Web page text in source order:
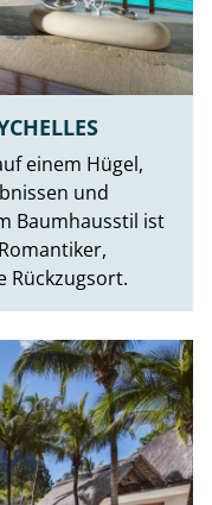
einem Hügel,
und
Baumhausstil ist
Rückzugsort.